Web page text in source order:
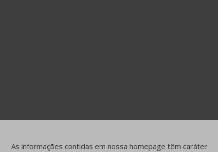
As informações contidas em nossa homepage têm caráter